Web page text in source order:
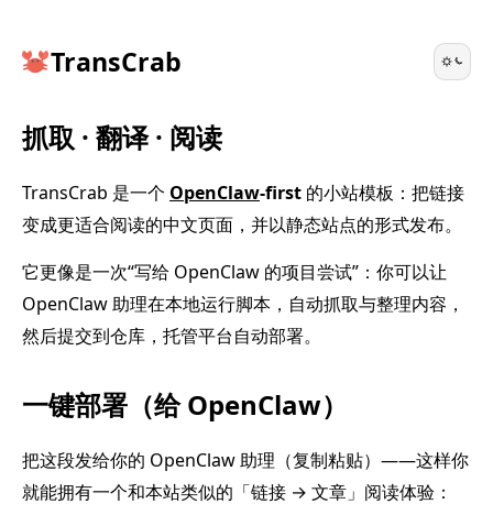
TransCrab
抓取 · 翻译 · 阅读
TransCrab 是一个 OpenClaw-first 的小站模板：把链接
变成更适合阅读的中文页面，并以静态站点的形式发布。
它更像是一次“写给 OpenClaw 的项目尝试”：你可以让
OpenClaw 助理在本地运行脚本，自动抓取与整理内容，
然后提交到仓库，托管平台自动部署。
一键部署（给 OpenClaw）
把这段发给你的 OpenClaw 助理（复制粘贴）——这样你
就能拥有一个和本站类似的「链接 → 文章」阅读体验：